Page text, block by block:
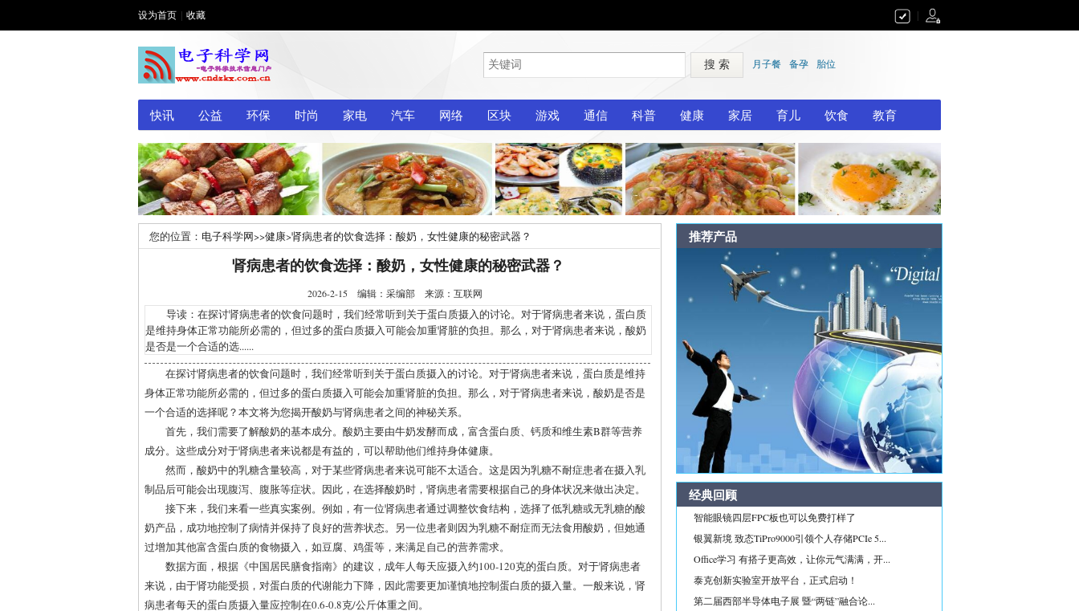
设为首页 收藏
搜 索 月子餐 备孕 胎位
快讯 公益 环保 时尚 家电 汽车 网络 区块 游戏 通信 科普 健康 家居 育儿 饮食 教育
您的位置： 电子科学网>>健康>肾病患者的饮食选择：酸奶，女性健康的秘密武器？
肾病患者的饮食选择：酸奶，女性健康的秘密武器？
2026-2-15 编辑：采编部 来源：互联网
导读：在探讨肾病患者的饮食问题时，我们经常听到关于蛋白质摄入的讨论。对于肾病患者来说，蛋白质
是维持身体正常功能所必需的，但过多的蛋白质摄入可能会加重肾脏的负担。那么，对于肾病患者来说，酸奶
是否是一个合适的选......
在探讨肾病患者的饮食问题时，我们经常听到关于蛋白质摄入的讨论。对于肾病患者来说，蛋白质是维持
身体正常功能所必需的，但过多的蛋白质摄入可能会加重肾脏的负担。那么，对于肾病患者来说，酸奶是否是
一个合适的选择呢？本文将为您揭开酸奶与肾病患者之间的神秘关系。
首先，我们需要了解酸奶的基本成分。酸奶主要由牛奶发酵而成，富含蛋白质、钙质和维生素B群等营养
成分。这些成分对于肾病患者来说都是有益的，可以帮助他们维持身体健康。
然而，酸奶中的乳糖含量较高，对于某些肾病患者来说可能不太适合。这是因为乳糖不耐症患者在摄入乳
制品后可能会出现腹泻、腹胀等症状。因此，在选择酸奶时，肾病患者需要根据自己的身体状况来做出决定。
接下来，我们来看一些真实案例。例如，有一位肾病患者通过调整饮食结构，选择了低乳糖或无乳糖的酸
奶产品，成功地控制了病情并保持了良好的营养状态。另一位患者则因为乳糖不耐症而无法食用酸奶，但她通
过增加其他富含蛋白质的食物摄入，如豆腐、鸡蛋等，来满足自己的营养需求。
数据方面，根据《中国居民膳食指南》的建议，成年人每天应摄入约100-120克的蛋白质。对于肾病患者
来说，由于肾功能受损，对蛋白质的代谢能力下降，因此需要更加谨慎地控制蛋白质的摄入量。一般来说，肾
病患者每天的蛋白质摄入量应控制在0.6-0.8克/公斤体重之间。
推荐产品
经典回顾
智能眼镜四层FPC板也可以免费打样了
银翼新境 致态TiPro9000引领个人存储PCIe 5...
Office学习 有搭子更高效，让你元气满满，开...
泰克创新实验室开放平台，正式启动！
第二届西部半导体电子展 暨“两链”融合论...